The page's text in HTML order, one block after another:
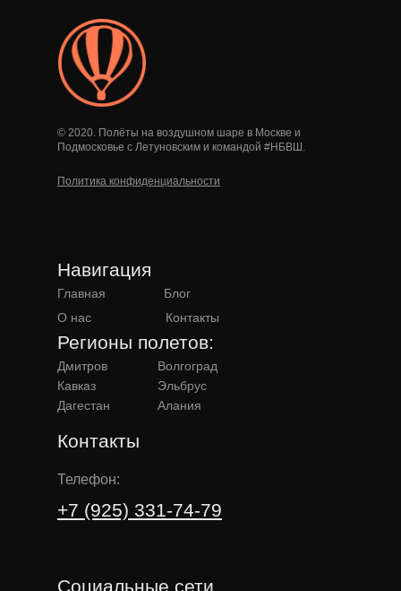
Социальные сети
Контакты
+7 (925) 331-74-79
Телефон:
© 2020. Полёты на воздушном шаре в Москве и
Подмосковье с Летуновским и командой #НБВШ.
Политика конфиденциальности
Регионы полетов:
Навигация
Блог
Контакты
Волгоград
Алания
Эльбрус
Дагестан
Кавказ
Дмитров
О нас
Главная